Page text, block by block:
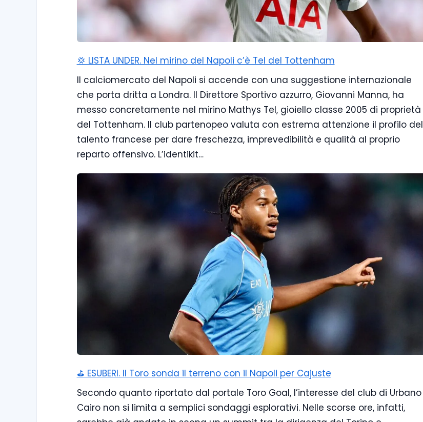
💢 LISTA UNDER. Nel mirino del Napoli c’è Tel del Tottenham
Il calciomercato del Napoli si accende con una suggestione internazionale
che porta dritta a Londra. Il Direttore Sportivo azzurro, Giovanni Manna, ha
messo concretamente nel mirino Mathys Tel, gioiello classe 2005 di proprietà
del Tottenham. Il club partenopeo valuta con estrema attenzione il profilo del
talento francese per dare freschezza, imprevedibilità e qualità al proprio
reparto offensivo. L’identikit…
⛳ ESUBERI. Il Toro sonda il terreno con il Napoli per Cajuste
Secondo quanto riportato dal portale Toro Goal, l’interesse del club di Urbano
Cairo non si limita a semplici sondaggi esplorativi. Nelle scorse ore, infatti,